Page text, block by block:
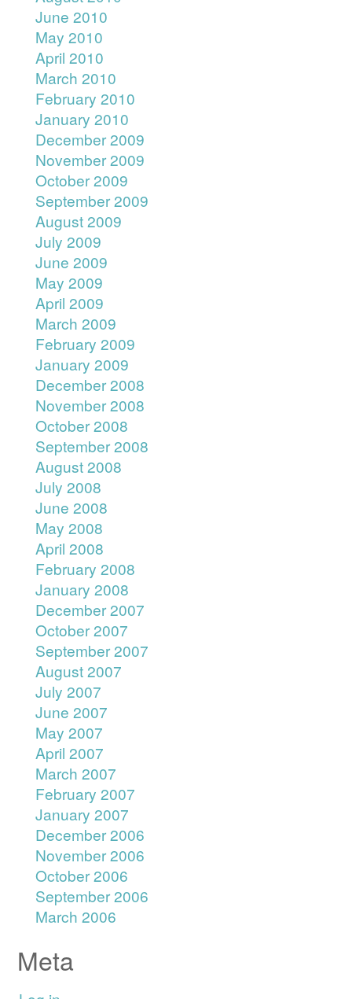
June 2010
May 2010
April 2010
March 2010
February 2010
January 2010
December 2009
November 2009
October 2009
September 2009
August 2009
July 2009
June 2009
May 2009
April 2009
March 2009
February 2009
January 2009
December 2008
November 2008
October 2008
September 2008
August 2008
July 2008
June 2008
May 2008
April 2008
February 2008
January 2008
December 2007
October 2007
September 2007
August 2007
July 2007
June 2007
May 2007
April 2007
March 2007
February 2007
January 2007
December 2006
November 2006
October 2006
September 2006
March 2006
Meta